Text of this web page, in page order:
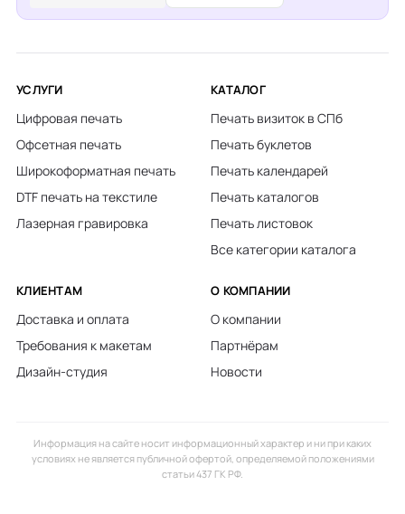
УСЛУГИ
Цифровая печать
Офсетная печать
Широкоформатная печать
DTF печать на текстиле
Лазерная гравировка
КАТАЛОГ
Печать визиток в СПб
Печать буклетов
Печать календарей
Печать каталогов
Печать листовок
Все категории каталога
КЛИЕНТАМ
Доставка и оплата
Требования к макетам
Дизайн-студия
О КОМПАНИИ
О компании
Партнёрам
Новости
Информация на сайте носит информационный характер и ни при каких
условиях не является публичной офертой, определяемой положениями
статьи 437 ГК РФ.